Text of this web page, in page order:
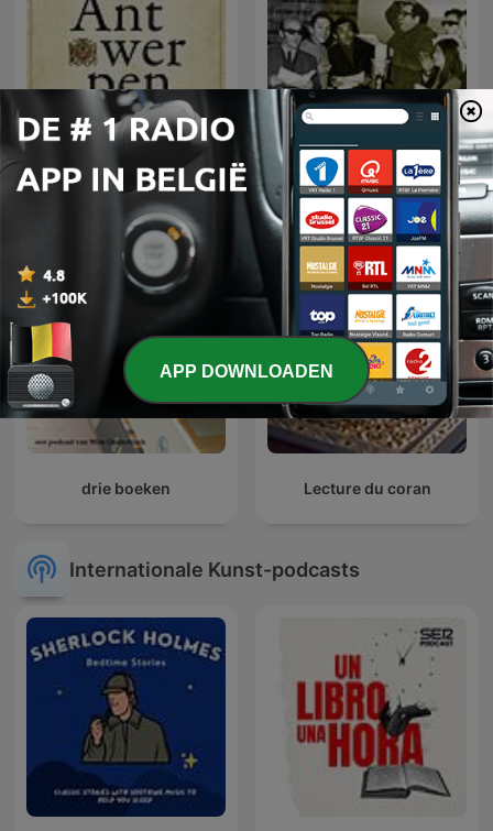
Het Verhaal van
Antwerpen
Radyo Tiyatrosu
drie boeken Lecture du coran
Internationale Kunst-podcasts
APP DOWNLOADEN